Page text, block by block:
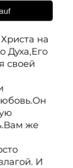
на
Духа,Его
своей
же
И